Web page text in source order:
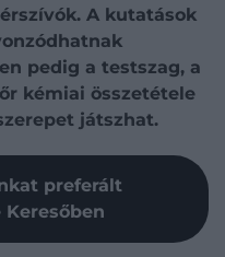
A kutatások
pedig a testszag, a
kémiai összetétele
játszhat.
preferált
Keresőben